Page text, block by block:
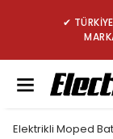
✔
Elektrikli Moped